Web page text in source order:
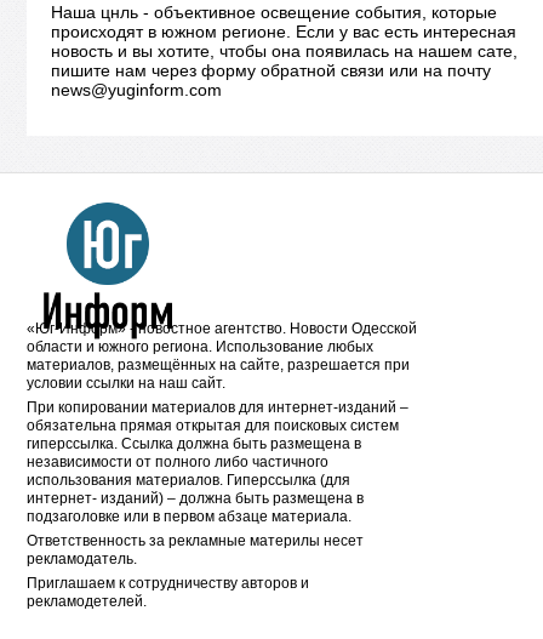
Наша цнль - объективное освещение события, которые
происходят в южном регионе. Если у вас есть интересная
новость и вы хотите, чтобы она появилась на нашем сате,
пишите нам через форму обратной связи или на почту
news@yuginform.com
«Юг-Информ» - новостное агентство. Новости Одесской
области и южного региона. Использование любых
материалов, размещённых на сайте, разрешается при
условии ссылки на наш сайт.
При копировании материалов для интернет-изданий –
обязательна прямая открытая для поисковых систем
гиперссылка. Ссылка должна быть размещена в
независимости от полного либо частичного
использования материалов. Гиперссылка (для
интернет- изданий) – должна быть размещена в
подзаголовке или в первом абзаце материала.
Ответственность за рекламные материлы несет
рекламодатель.
Приглашаем к сотрудничеству авторов и
рекламодетелей.